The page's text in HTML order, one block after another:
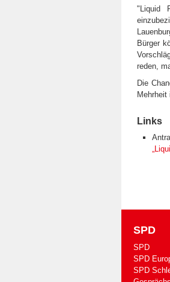
"Liquid
Bürger
reden,
Die
Links
SPD
SPD
SPD
SPD